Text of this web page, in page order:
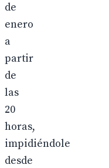
de
enero
a
partir
de
las
20
horas,
impidiéndole
desde